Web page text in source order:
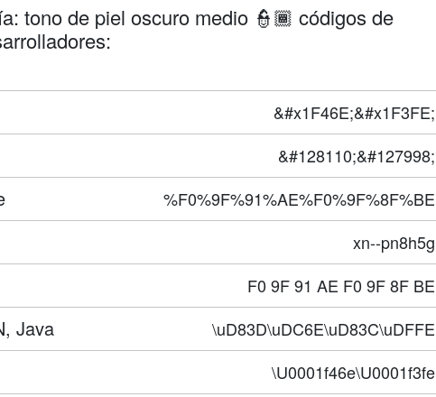
tono de piel oscuro medio 👮🏾 códigos de
&#x1F46E;&#x1F3FE;
&#128110;&#127998;
%F0%9F%91%AE%F0%9F%8F%BE
xn--pn8h5g
F0 9F 91 AE F0 9F 8F BE
Java \uD83D\uDC6E\uD83C\uDFFE
\U0001f46e\U0001f3fe